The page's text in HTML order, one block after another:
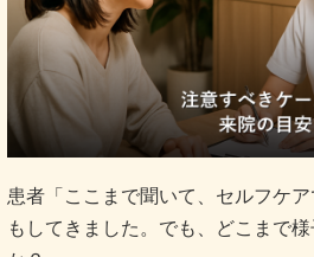
患者「ここまで聞いて、セルフケ
もしてきました。でも、どこまで